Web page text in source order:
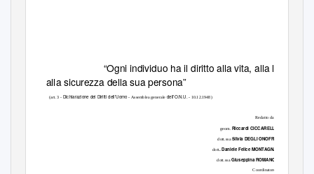
“Ogni individuo ha il diritto alla vita, alla libertà e
alla sicurezza della sua persona”
(art. 3 - Dichiarazione dei Diritti dell’Uomo- Assemblea generale dell’O.N.U.- 10.12.1948)
Redatto da:
geom. Riccardi CICCARELLI
dott.ssaSilvia DEGLI ONOFRI
dott. Daniele Felice MONTAGNA
dott.ssaGiuseppina ROMANO
Coordinatore